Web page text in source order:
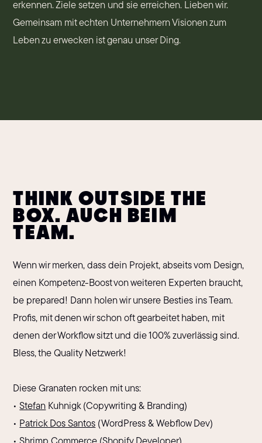
erkennen. Ziele setzen und sie erreichen. Lieben wir.
Gemeinsam mit echten Unternehmern Visionen zum
Leben zu erwecken ist genau unser Ding.
THINK OUTSIDE THE
BOX. AUCH BEIM
TEAM.
Wenn wir merken, dass dein Projekt, abseits vom Design,
einen Kompetenz-Boost von weiteren Experten braucht,
be prepared! Dann holen wir unsere Besties ins Team.
Profis, mit denen wir schon oft gearbeitet haben, mit
denen der Workflow sitzt und die 100% zuverlässig sind.
Bless, the Quality Netzwerk!
Diese Granaten rocken mit uns:
•Stefan Kuhnigk (Copywriting & Branding)
• Patrick Dos Santos (WordPress & Webflow Dev)